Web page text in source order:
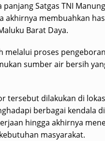
panjang Satgas TNI
akhirnya membuahkan
Barat Daya.
melalui proses
sumber air bersih
tersebut dilakukan di
berbagai kendala
hingga akhirnya
masyarakat.